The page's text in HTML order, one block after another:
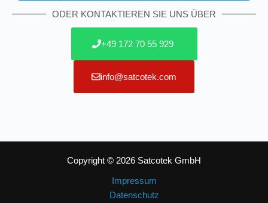
ODER KONTAKTIEREN SIE UNS ÜBER
+49 172 70 55 929
info@satcotek.com
Copyright © 2026 Satcotek GmbH
Impressum
Datenschutz